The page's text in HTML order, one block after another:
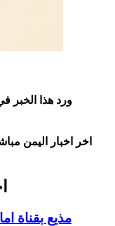
ورد هذا الخبر
اخر اخبار اليمن
مذيع بقناة